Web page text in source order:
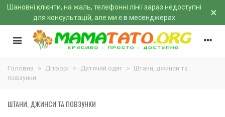
Шановні клієнти, на жаль, телефонні лінії зараз недоступні
для консультацій, але ми єв месенджерах ×
Головна > Дітворі > Дитячий одяг > Штани, джинси та
повзунки
ШТАНИ, ДЖИНСИ ТА ПОВЗУНКИ